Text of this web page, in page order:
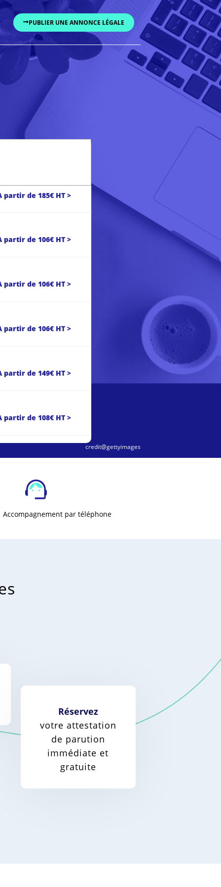
PUBLIER UNE ANNONCE LÉGALE
partir de 185€ HT >
partir de 106€ HT >
partir de 106€ HT >
partir de 106€ HT >
partir de 149€ HT >
partir de 108€ HT >
credit@gettyimages
Accompagnement par téléphone
Réservez
votre attestation
de parution
immédiate et
gratuite